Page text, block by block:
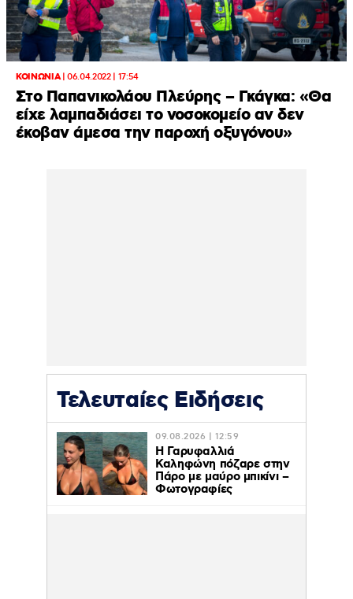
ΚΟΙΝΩΝΙΑ|06.04.2022 | 17:54
Στο Παπανικολάου Πλεύρης – Γκάγκα: «Θα
είχε λαμπαδιάσει το νοσοκομείο αν δεν
έκοβαν άμεσα την παροχή οξυγόνου»
Τελευταίες Ειδήσεις
09.08.2026 | 12:59
Η Γαρυφαλλιά
Καληφώνη πόζαρε στην
Πάρο με μαύρο μπικίνι –
Φωτογραφίες